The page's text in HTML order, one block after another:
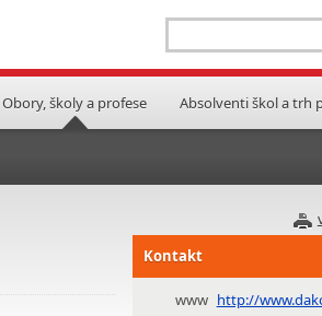
Obory, školy a profese Absolventi škol a trh
Kontakt
www http://